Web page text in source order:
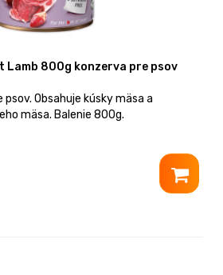
Lamb 800g konzerva pre psov
Obsahuje kúsky mäsa a
mäsa. Balenie 800g.